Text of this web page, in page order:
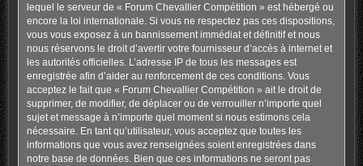
lequel le serveur de « Forum Chevallier Compétition » est hébergé ou
encore la loi internationale. Si vous ne respectez pas ces dispositions,
vous vous exposez à un bannissement immédiat et définitif et nous
nous réservons le droit d’avertir votre fournisseur d’accès à internet et
les autorités officielles. L’adresse IP de tous les messages est
enregistrée afin d’aider au renforcement de ces conditions. Vous
acceptez le fait que « Forum Chevallier Compétition » ait le droit de
supprimer, de modifier, de déplacer ou de verrouiller n’importe quel
sujet et message à n’importe quel moment si nous estimons cela
nécessaire. En tant qu’utilisateur, vous acceptez que toutes les
informations que vous avez renseignées soient enregistrées dans
notre base de données. Bien que ces informations ne seront pas